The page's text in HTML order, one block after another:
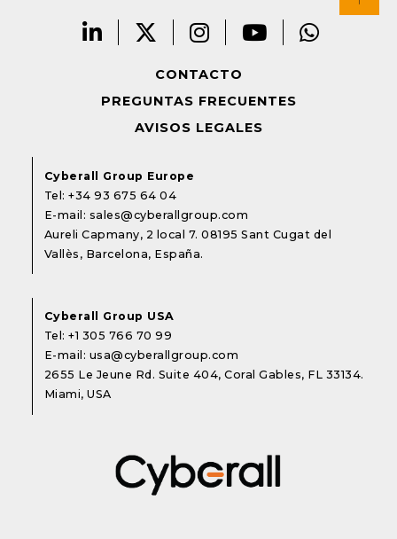
CONTACTO
PREGUNTAS FRECUENTES
AVISOS LEGALES
Cyberall Group Europe
Tel:+34 93 675 64 04
E-mail: sales@cyberallgroup.com
Aureli Capmany, 2 local 7. 08195 Sant Cugat del
Vallès, Barcelona, España.
Cyberall Group USA
Tel:+1 305 766 70 99
E-mail: usa@cyberallgroup.com
2655 Le Jeune Rd. Suite 404, Coral Gables, FL 33134.
Miami, USA